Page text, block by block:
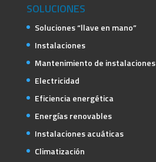
SOLUCIONES
Soluciones “llave en mano”
Instalaciones
Mantenimiento de instalaciones
Electricidad
Eficiencia energética
Energías renovables
Instalaciones acuáticas
Climatización